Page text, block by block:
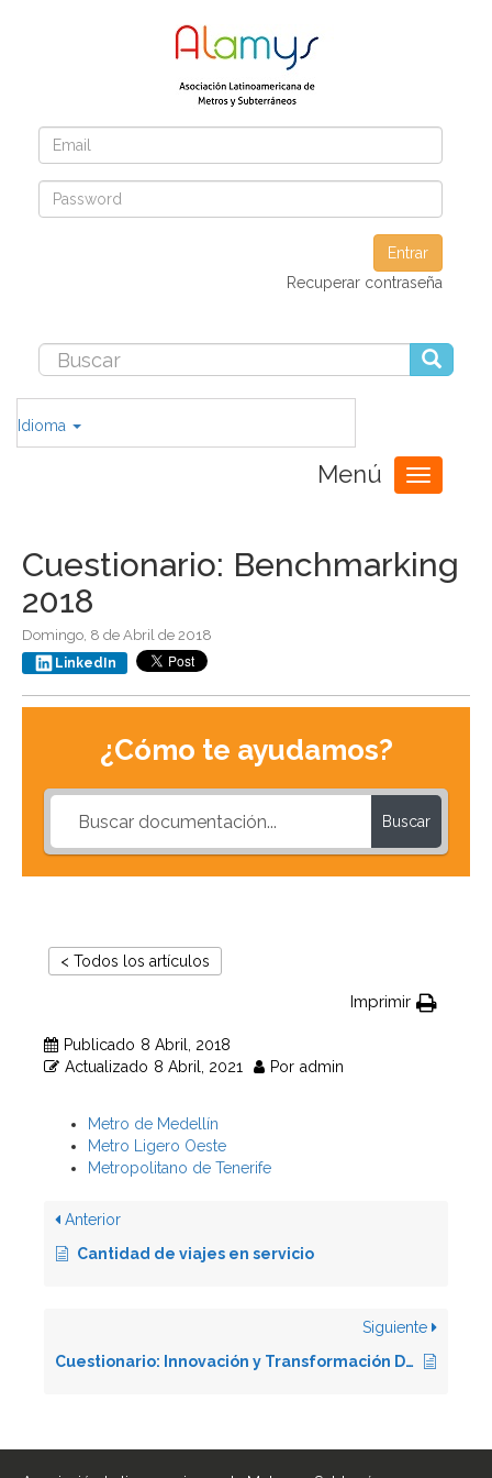
Entrar
Recuperar contraseña
Idioma
Menú
Toggle
navigation
Cuestionario: Benchmarking
2018
Domingo, 8 de Abril de 2018
LinkedIn
¿Cómo te ayudamos?
Buscar
< Todos los artículos
Imprimir
Publicado 8 Abril, 2018
Actualizado 8 Abril, 2021 Por admin
Metro de Medellín
Metro Ligero Oeste
Metropolitano de Tenerife
Anterior
Cantidad de viajes en servicio
Siguiente
Cuestionario: Innovación y Transformación Digital 2019